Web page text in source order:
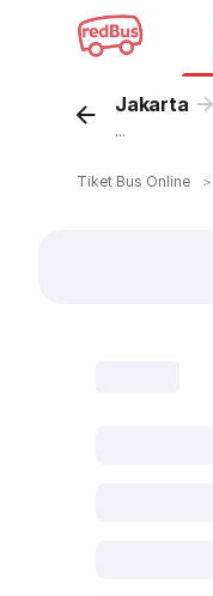
Jakarta
...
Tiket Bus Online ＞